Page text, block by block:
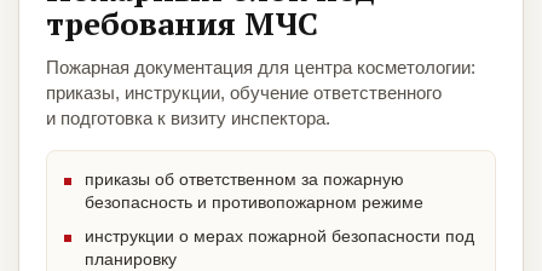
требования МЧС
Пожарная документация для центра косметологии:
приказы, инструкции, обучение ответственного
и подготовка к визиту инспектора.
приказы об ответственном за пожарную
безопасность и противопожарном режиме
инструкции о мерах пожарной безопасности под
планировку